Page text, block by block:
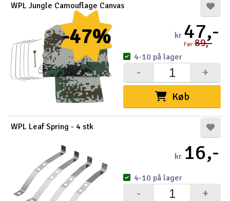
-47%
WPL Jungle Camouflage Canvas
kr 47,-
Før 89,-
Køb
+
-
4-10 på lager
WPL Leaf Spring - 4 stk
kr 16,-
+
-
4-10 på lager